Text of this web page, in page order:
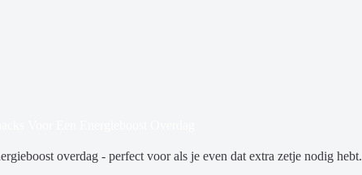
overdag - perfect voor als je even dat extra zetje nodig hebt.